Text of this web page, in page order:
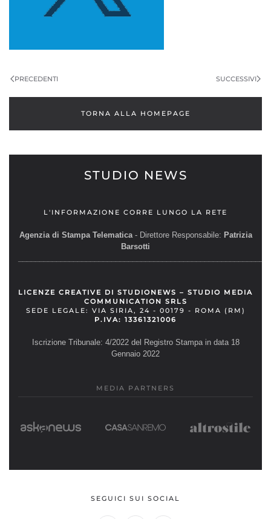
PRECEDENTI SUCCESSIVI
TORNA ALLA HOMEPAGE
STUDIO NEWS
L'INFORMAZIONE CORRE LUNGO LA RETE
Agenzia di Stampa Telematica- Direttore Responsabile: Patrizia
Barsotti
LICENZE CREATIVE DI STUDIONEWS – STUDIO MEDIA
COMMUNICATION SRLS
SEDE LEGALE: VIA SIRIA, 24 - 00179 - ROMA (RM)
P.IVA: 13361321006
Iscrizione Tribunale: 4/2022 del Registro Stampa in data 18
Gennaio 2022
MEDIA PARTNERS
SEGUICI SUI SOCIAL